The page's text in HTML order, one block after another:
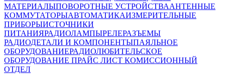
МАТЕРИАЛЫПОВОРОТНЫЕ УСТРОЙСТВААНТЕННЫЕ
КОММУТАТОРЫАВТОМАТИКАИЗМЕРИТЕЛЬНЫЕ
ПРИБОРЫИСТОЧНИКИ
ПИТАНИЯРАДИОЛАМПЫРЕЛЕРАЗЪЕМЫ
РАДИОДЕТАЛИ И КОМПОНЕНТЫПАЯЛЬНОЕ
ОБОРУДОВАНИЕРАДИОЛЮБИТЕЛЬСКОЕ
ОБОРУДОВАНИЕ ПРАЙС ЛИСТ КОМИССИОННЫЙ
ОТДЕЛ